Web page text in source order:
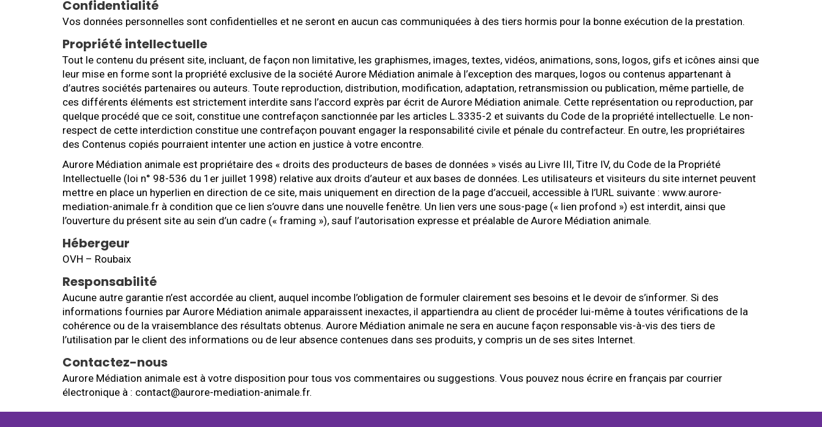
Confidentialité
Vos données personnelles sont confidentielles et ne seront en aucun cas communiquées à des tiers hormis pour la bonne exécution de la prestation.
Propriété intellectuelle
Tout le contenu du présent site, incluant, de façon non limitative, les graphismes, images, textes, vidéos, animations, sons, logos, gifs et icônes ainsi que
leur mise en forme sont la propriété exclusive de la société Aurore Médiation animale à l’exception des marques, logos ou contenus appartenant à
d’autres sociétés partenaires ou auteurs. Toute reproduction, distribution, modification, adaptation, retransmission ou publication, même partielle, de
ces différents éléments est strictement interdite sans l’accord exprès par écrit de Aurore Médiation animale. Cette représentation ou reproduction, par
quelque procédé que ce soit, constitue une contrefaçon sanctionnée par les articles L.3335-2 et suivants du Code de la propriété intellectuelle. Le non-
respect de cette interdiction constitue une contrefaçon pouvant engager la responsabilité civile et pénale du contrefacteur. En outre, les propriétaires
des Contenus copiés pourraient intenter une action en justice à votre encontre.
Aurore Médiation animale est propriétaire des « droits des producteurs de bases de données » visés au Livre III, Titre IV, du Code de la Propriété
Intellectuelle (loi n° 98-536 du 1er juillet 1998) relative aux droits d’auteur et aux bases de données. Les utilisateurs et visiteurs du site internet peuvent
mettre en place un hyperlien en direction de ce site, mais uniquement en direction de la page d’accueil, accessible à l’URL suivante : www.aurore-
mediation-animale.fr à condition que ce lien s’ouvre dans une nouvelle fenêtre. Un lien vers une sous-page (« lien profond ») est interdit, ainsi que
l’ouverture du présent site au sein d’un cadre (« framing »), sauf l’autorisation expresse et préalable de Aurore Médiation animale.
Hébergeur
OVH – Roubaix
Responsabilité
Aucune autre garantie n’est accordée au client, auquel incombe l’obligation de formuler clairement ses besoins et le devoir de s’informer. Si des
informations fournies par Aurore Médiation animale apparaissent inexactes, il appartiendra au client de procéder lui-même à toutes vérifications de la
cohérence ou de la vraisemblance des résultats obtenus. Aurore Médiation animale ne sera en aucune façon responsable vis-à-vis des tiers de
l’utilisation par le client des informations ou de leur absence contenues dans ses produits, y compris un de ses sites Internet.
Contactez-nous
Aurore Médiation animale est à votre disposition pour tous vos commentaires ou suggestions. Vous pouvez nous écrire en français par courrier
électronique à : contact@aurore-mediation-animale.fr.